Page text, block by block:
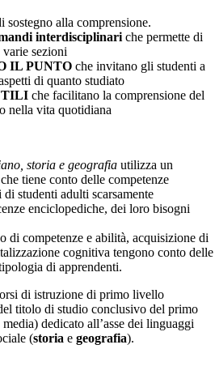
sostegno alla comprensione.
interdisciplinari che permette di
sezioni
IL PUNTO che invitano gli studenti a
di quanto studiato
che facilitano la comprensione del
nella vita quotidiana
storia e geografiautilizza un
tiene conto delle competenze
studenti adulti scarsamente
enciclopediche, dei loro bisogni
competenze e abilità, acquisizione di
cognitiva tengono conto delle
di apprendenti.
di istruzione di primo livello
titolo di studio conclusivo del primo
dedicato all’asse dei linguaggi
(storia egeografia).